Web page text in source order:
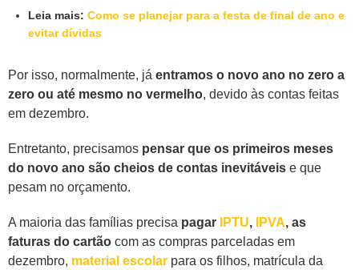
Leia mais: Como se planejar para a festa de final de ano e
evitar dívidas
Por isso, normalmente, já entramos o novo ano no zero a
zero ou até mesmo no vermelho, devido às contas feitas
em dezembro.
Entretanto, precisamos pensar que os primeiros meses
do novo ano são cheios de contas inevitáveis e que
pesam no orçamento.
A maioria das famílias precisa pagar IPTU, IPVA, as
faturas do cartão com as compras parceladas em
dezembro, material escolar para os filhos, matrícula da